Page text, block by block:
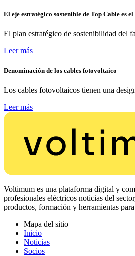
El eje estratégico sostenible de Top Cable es
El plan estratégico de sostenibilidad del
Leer más
Denominación de los cables fotovoltaico
Los cables fotovoltaicos tienen una
Leer más
Voltimum es una plataforma digital y
profesionales eléctricos noticias del
productos, formación y herramientas
Mapa del sitio
Inicio
Noticias
Socios